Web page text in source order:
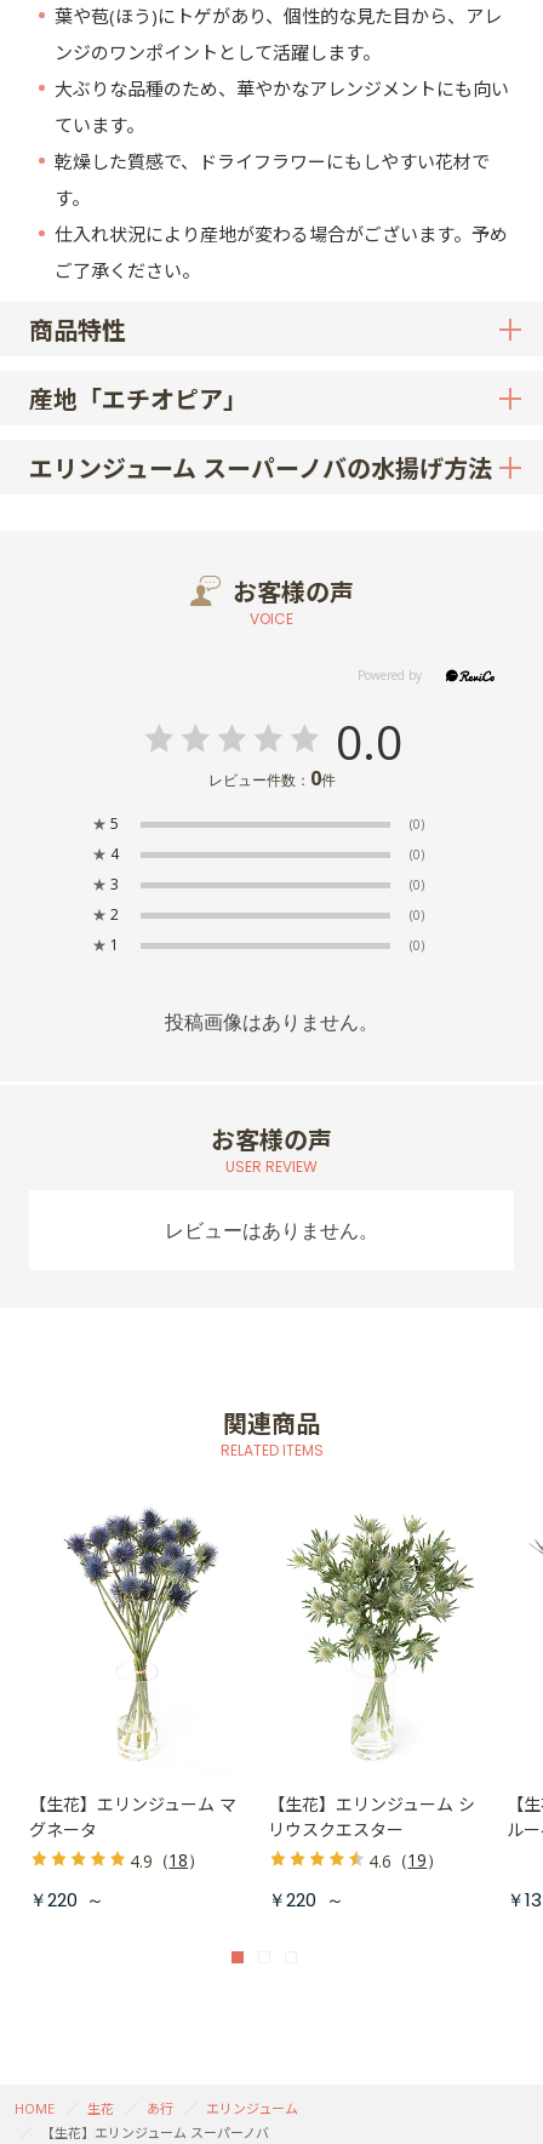
商品特性
産地「エチオピア」
エリンジューム スーパーノバの水揚げ方法
葉や苞(ほう)にトゲがあり、個性的な見た目から、アレ
ンジのワンポイントとして活躍します。
大ぶりな品種のため、華やかなアレンジメントにも向い
ています。
乾燥した質感で、ドライフラワーにもしやすい花材で
す。
仕入れ状況により産地が変わる場合がございます。予め
ご了承ください。
お客様の声
VOICE
0.0
レビュー件数： 0件
★ 5 (0)
★ 4 (0)
★ 3 (0)
★ 2 (0)
★ 1 (0)
投稿画像はありません。
お客様の声
USER REVIEW
レビューはありません。
関連商品
RELATED ITEMS
【生花】エリンジューム マ
グネータ
4.9 （18）
￥220 ～
【生花】エリンジューム シ
リウスクエスター
4.6 （19）
￥220 ～
【
ル
￥
HOME 生花 あ行
エリンジューム
【生花】エリンジューム スーパーノバ